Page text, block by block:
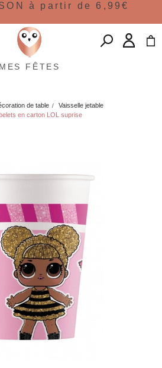
à partir de 6,99€
MES FÊTES
de table
Vaisselle jetable
en carton LOL suprise